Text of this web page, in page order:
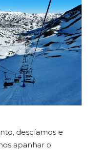
descíamos e
apanhar o